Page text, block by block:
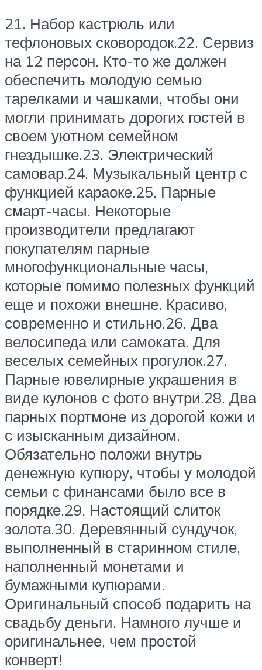
21. Набор кастрюль или
тефлоновых сковородок.22. Сервиз
на 12 персон. Кто-то же должен
обеспечить молодую семью
тарелками и чашками, чтобы они
могли принимать дорогих гостей в
своем уютном семейном
гнездышке.23. Электрический
самовар.24. Музыкальный центр с
функцией караоке.25. Парные
смарт-часы. Некоторые
производители предлагают
покупателям парные
многофункциональные часы,
которые помимо полезных функций
еще и похожи внешне. Красиво,
современно и стильно.26. Два
велосипеда или самоката. Для
веселых семейных прогулок.27.
Парные ювелирные украшения в
виде кулонов с фото внутри.28. Два
парных портмоне из дорогой кожи и
с изысканным дизайном.
Обязательно положи внутрь
денежную купюру, чтобы у молодой
семьи с финансами было все в
порядке.29. Настоящий слиток
золота.30. Деревянный сундучок,
выполненный в старинном стиле,
наполненный монетами и
бумажными купюрами.
Оригинальный способ подарить на
свадьбу деньги. Намного лучше и
оригинальнее, чем простой
конверт!